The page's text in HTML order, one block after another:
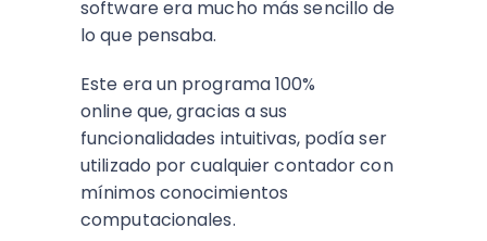
software era mucho más sencillo de
lo que pensaba.
Este era un programa 100%
online que, gracias a sus
funcionalidades intuitivas, podía ser
utilizado por cualquier contador con
mínimos conocimientos
computacionales.